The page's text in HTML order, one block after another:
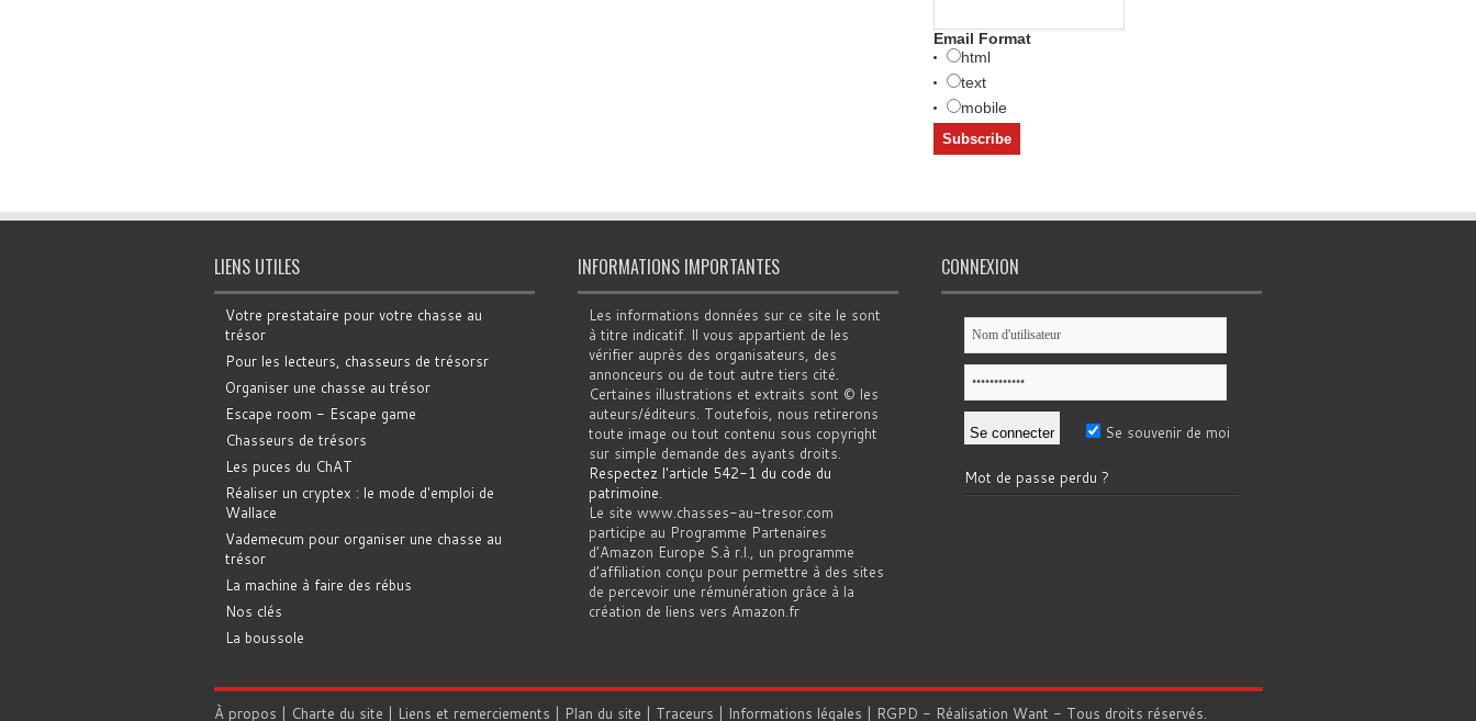
Email Format
html
text
mobile
LIENS UTILES
Votre prestataire pour votre chasse au
trésor
Pour les lecteurs, chasseurs de trésorsr
Organiser une chasse au trésor
Escape room - Escape game
Chasseurs de trésors
Les puces du ChAT
Réaliser un cryptex : le mode d'emploi de
Wallace
Vademecum pour organiser une chasse au
trésor
La machine à faire des rébus
Nos clés
La boussole
INFORMATIONS IMPORTANTES
Les informations données sur ce site le sont
à titre indicatif. Il vous appartient de les
vérifier auprès des organisateurs, des
annonceurs ou de tout autre tiers cité.
Certaines illustrations et extraits sont © les
auteurs/éditeurs. Toutefois, nous retirerons
toute image ou tout contenu sous copyright
sur simple demande des ayants droits.
Respectez l'article 542-1 du code du
patrimoine.
Le site www.chasses-au-tresor.com
participe au Programme Partenaires
d’Amazon Europe S.à r.l., un programme
d’affiliation conçu pour permettre à des sites
de percevoir une rémunération grâce à la
création de liens vers Amazon.fr
CONNEXION
Se souvenir de moi
Mot de passe perdu ?
À propos | Charte du site | Liens et remerciements | Plan du site | Traceurs | Informations légales | RGPD - Réalisation Want - Tous droits réservés.